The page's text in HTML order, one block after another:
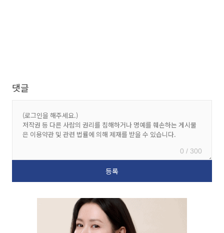
댓글
0 / 300